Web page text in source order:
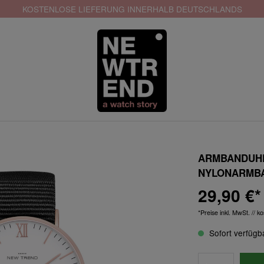
KOSTENLOSE LIEFERUNG INNERHALB DEUTSCHLANDS
29,90 €*
*Preise inkl. MwSt. //
Sofort